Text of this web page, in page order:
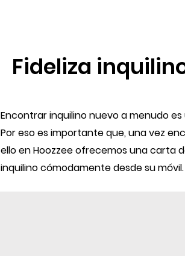
Fideliza
Encontrar inquilino nuevo a menudo
Por eso es importante que, una vez
ello en Hoozzee ofrecemos una carta
inquilino cómodamente desde su móvil.